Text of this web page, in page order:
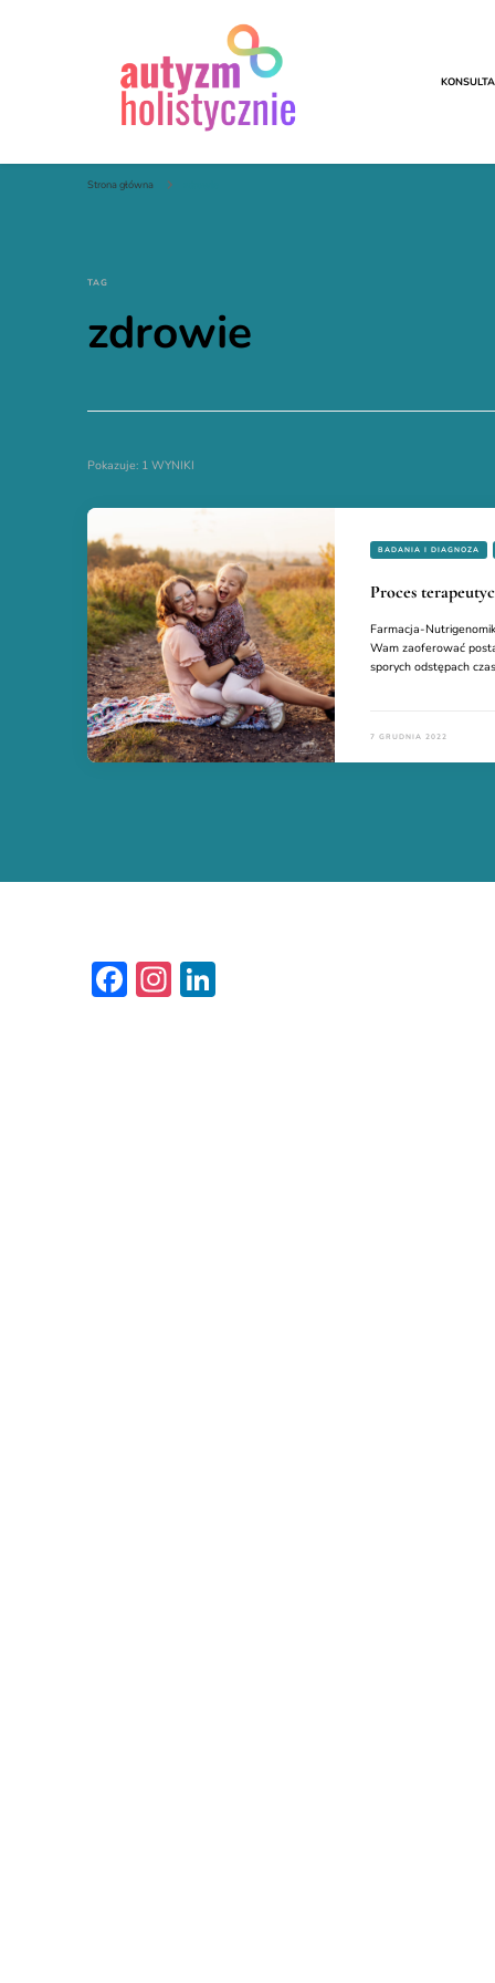
Autyzm Holistycznie
Strona główna
TAG
zdrowie
Pokazuje: 1 WYNIKI
BADANIA I DIAGNOZA
Proces
Farmacja-
Wam zaoferować
sporych odstępach
7 GRUDNIA 2022
Facebook
Instagram